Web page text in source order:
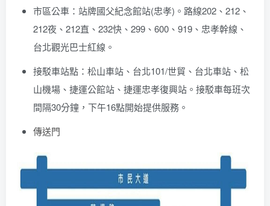
市區公車：站牌國父紀念館站(忠孝)。路線202、212、
212夜、212直、232快、299、600、919、忠孝幹線、
台北觀光巴士紅線。
接駁車站點：松山車站、台北101/世貿、台北車站、松
山機場、捷運公館站、捷運忠孝復興站。接駁車每班次
間隔30分鐘，下午16點開始提供服務。
傳送門